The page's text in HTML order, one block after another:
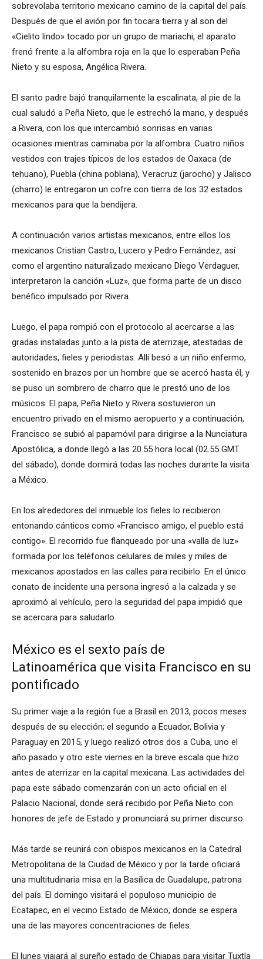
sobrevolaba territorio mexicano camino de la capital del país.
Después de que el avión por fin tocara tierra y al son del
«Cielito lindo» tocado por un grupo de mariachi, el aparato
frenó frente a la alfombra roja en la que lo esperaban Peña
Nieto y su esposa, Angélica Rivera.
El santo padre bajó tranquilamente la escalinata, al pie de la
cual saludó a Peña Nieto, que le estrechó la mano, y después
a Rivera, con los que intercambió sonrisas en varias
ocasiones mientras caminaba por la alfombra. Cuatro niños
vestidos con trajes típicos de los estados de Oaxaca (de
tehuano), Puebla (china poblana), Veracruz (jarocho) y Jalisco
(charro) le entregaron un cofre con tierra de los 32 estados
mexicanos para que la bendijera.
A continuación varios artistas mexicanos, entre ellos los
mexicanos Cristian Castro, Lucero y Pedro Fernández, así
como el argentino naturalizado mexicano Diego Verdaguer,
interpretaron la canción «Luz», que forma parte de un disco
benéfico impulsado por Rivera.
Luego, el papa rompió con el protocolo al acercarse a las
gradas instaladas junto a la pista de aterrizaje, atestadas de
autoridades, fieles y periodistas. Allí besó a un niño enfermo,
sostenido en brazos por un hombre que se acercó hasta él, y
se puso un sombrero de charro que le prestó uno de los
músicos. El papa, Peña Nieto y Rivera sostuvieron un
encuentro privado en el mismo aeropuerto y a continuación,
Francisco se subió al papamóvil para dirigirse a la Nunciatura
Apostólica, a donde llegó a las 20.55 hora local (02.55 GMT
del sábado), donde dormirá todas las noches durante la visita
a México.
En los alrededores del inmueble los fieles lo recibieron
entonando cánticos como «Francisco amigo, el pueblo está
contigo». El recorrido fue flanqueado por una «valla de luz»
formada por los teléfonos celulares de miles y miles de
mexicanos apostados en las calles para recibirlo. En el único
conato de incidente una persona ingresó a la calzada y se
aproximó al vehículo, pero la seguridad del papa impidió que
se acercara para saludarlo.
México es el sexto país de
Latinoamérica que visita Francisco en su
pontificado
Su primer viaje a la región fue a Brasil en 2013, pocos meses
después de su elección; el segundo a Ecuador, Bolivia y
Paraguay en 2015, y luego realizó otros dos a Cuba, uno el
año pasado y otro este viernes en la breve escala que hizo
antes de aterrizar en la capital mexicana. Las actividades del
papa este sábado comenzarán con un acto oficial en el
Palacio Nacional, donde será recibido por Peña Nieto con
honores de jefe de Estado y pronunciará su primer discurso.
Más tarde se reunirá con obispos mexicanos en la Catedral
Metropolitana de la Ciudad de México y por la tarde oficiará
una multitudinaria misa en la Basílica de Guadalupe, patrona
del país. El domingo visitará el populoso municipio de
Ecatapec, en el vecino Estado de México, donde se espera
una de las mayores concentraciones de fieles.
El lunes viajará al sureño estado de Chiapas para visitar Tuxtla